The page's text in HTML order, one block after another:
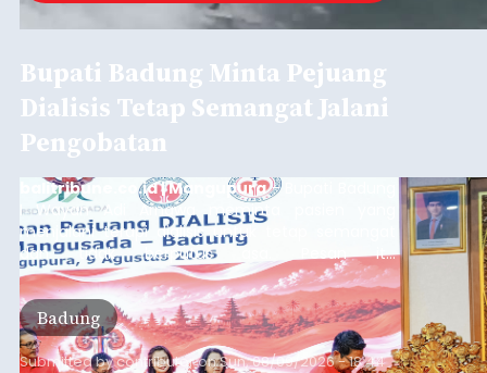
Bupati Badung Minta Pejuang
Dialisis Tetap Semangat Jalani
Pengobatan
balitribune.co.id | Mangupura- Bupati Badung
I Wayan Adi Arnawa meminta pasien yang
menjalani terapi dialisis untuk tetap semangat
dan tidak berputus asa. Pesan itu
disampaikannya saat menghadiri Sarasehan
Pejuang Dialisis yang digelar RSD Mangusada di
Ruang Kertha Gosana, Puspem Badung, Minggu
(9/8/2026).
Badung
Submitted bycontributoronSun, 08/09/2026 - 18:44